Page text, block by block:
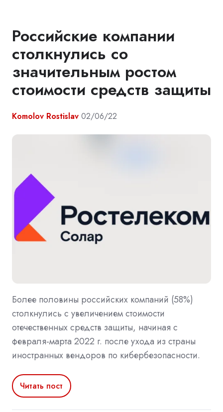
Российские компании
столкнулись со
значительным ростом
стоимости средств защиты
Komolov Rostislav 02/06/22
Более половины российских компаний (58%)
столкнулись с увеличением стоимости
отечественных средств защиты, начиная с
февраля-марта 2022 г. после ухода из страны
иностранных вендоров по кибербезопасности.
Читать пост